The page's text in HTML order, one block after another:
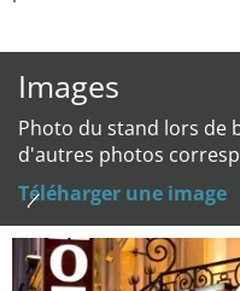
Images
Photo du stand lors de
d'autres photos
Téléharger une image